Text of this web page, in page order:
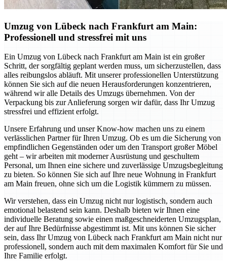
Umzug von Lübeck nach Frankfurt am Main:
Professionell und stressfrei mit uns
Ein Umzug von Lübeck nach Frankfurt am Main ist ein großer
Schritt, der sorgfältig geplant werden muss, um sicherzustellen, dass
alles reibungslos abläuft. Mit unserer professionellen Unterstützung
können Sie sich auf die neuen Herausforderungen konzentrieren,
während wir alle Details des Umzugs übernehmen. Von der
Verpackung bis zur Anlieferung sorgen wir dafür, dass Ihr Umzug
stressfrei und effizient erfolgt.
Unsere Erfahrung und unser Know-how machen uns zu einem
verlässlichen Partner für Ihren Umzug. Ob es um die Sicherung von
empfindlichen Gegenständen oder um den Transport großer Möbel
geht – wir arbeiten mit moderner Ausrüstung und geschultem
Personal, um Ihnen eine sichere und zuverlässige Umzugsbegleitung
zu bieten. So können Sie sich auf Ihre neue Wohnung in Frankfurt
am Main freuen, ohne sich um die Logistik kümmern zu müssen.
Wir verstehen, dass ein Umzug nicht nur logistisch, sondern auch
emotional belastend sein kann. Deshalb bieten wir Ihnen eine
individuelle Beratung sowie einen maßgeschneiderten Umzugsplan,
der auf Ihre Bedürfnisse abgestimmt ist. Mit uns können Sie sicher
sein, dass Ihr Umzug von Lübeck nach Frankfurt am Main nicht nur
professionell, sondern auch mit dem maximalen Komfort für Sie und
Ihre Familie erfolgt.